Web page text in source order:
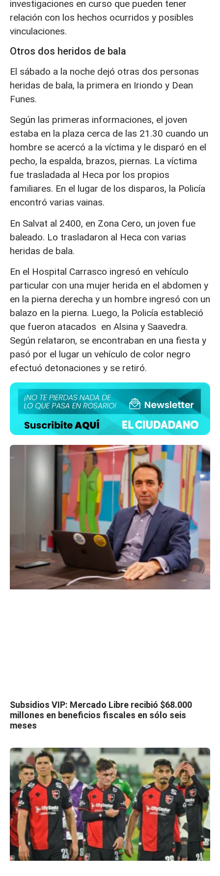
investigaciones en curso que pueden tener
relación con los hechos ocurridos y posibles
vinculaciones.
Otros dos heridos de bala
El sábado a la noche dejó otras dos personas
heridas de bala, la primera en Iriondo y Dean
Funes.
Según las primeras informaciones, el joven
estaba en la plaza cerca de las 21.30 cuando un
hombre se acercó a la víctima y le disparó en el
pecho, la espalda, brazos, piernas. La víctima
fue trasladada al Heca por los propios
familiares. En el lugar de los disparos, la Policía
encontró varias vainas.
En Salvat al 2400, en Zona Cero, un joven fue
baleado. Lo trasladaron al Heca con varias
heridas de bala.
En el Hospital Carrasco ingresó en vehículo
particular con una mujer herida en el abdomen y
en la pierna derecha y un hombre ingresó con un
balazo en la pierna. Luego, la Policía estableció
que fueron atacados en Alsina y Saavedra.
Según relataron, se encontraban en una fiesta y
pasó por el lugar un vehículo de color negro
efectuó detonaciones y se retiró.
Subsidios VIP: Mercado Libre recibió $68.000
millones en beneficios fiscales en sólo seis
meses